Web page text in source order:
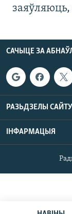
САЧЫЦЕ ЗА
РАЗЬДЗЕЛЫ САЙТУ
ІНФАРМАЦЫЯ